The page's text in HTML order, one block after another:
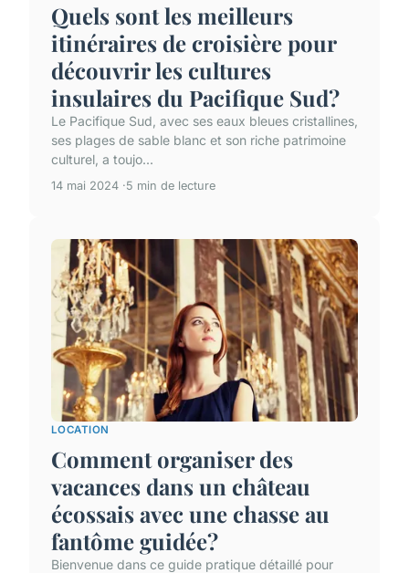
Quels sont les meilleurs
itinéraires de croisière pour
découvrir les cultures
insulaires du Pacifique Sud?
Le Pacifique Sud, avec ses eaux bleues cristallines,
ses plages de sable blanc et son riche patrimoine
culturel, a toujo...
14 mai 2024 5 min de lecture
LOCATION
Comment organiser des
vacances dans un château
écossais avec une chasse au
fantôme guidée?
Bienvenue dans ce guide pratique détaillé pour